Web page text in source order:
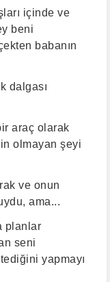
içinde ve
beni
babanın
dalgası
araç olarak
olmayan şeyi
ve onun
ama...
planlar
seni
yapmayı